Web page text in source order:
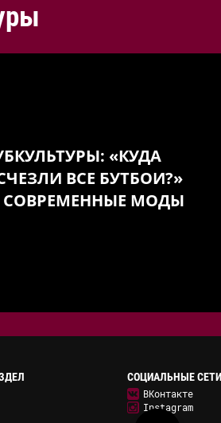
«КУДА
ВСЕ БУТБОИ?»
МОДЫ
СОЦИАЛЬНЫЕ СЕТИ
ВКонтакте
Instagram